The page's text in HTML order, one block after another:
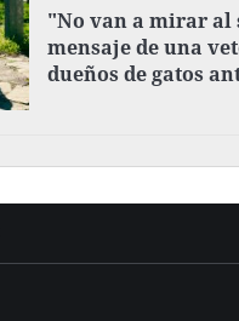
"No van a mirar al
mensaje de una
dueños de gatos